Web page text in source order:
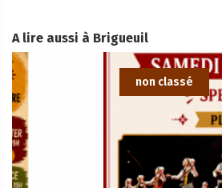
A lire aussi à Brigueuil